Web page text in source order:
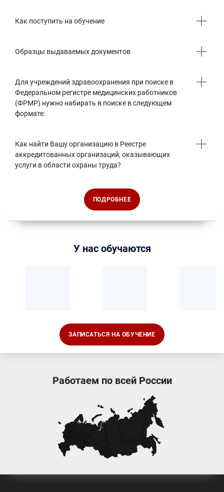
Как поступить на обучение
Образцы выдаваемых документов
Для учреждений здравоохранения при поиске в
Федеральном регистре медицинских работников
(ФРМР) нужно набирать в поиске в следующем
формате:
Как найти Вашу организацию в Реестре
аккредитованных организаций, оказывающих
услуги в области охраны труда?
ПОДРОБНЕЕ
У нас обучаются
ЗАПИСАТЬСЯ НА ОБУЧЕНИЕ
Работаем по всей России